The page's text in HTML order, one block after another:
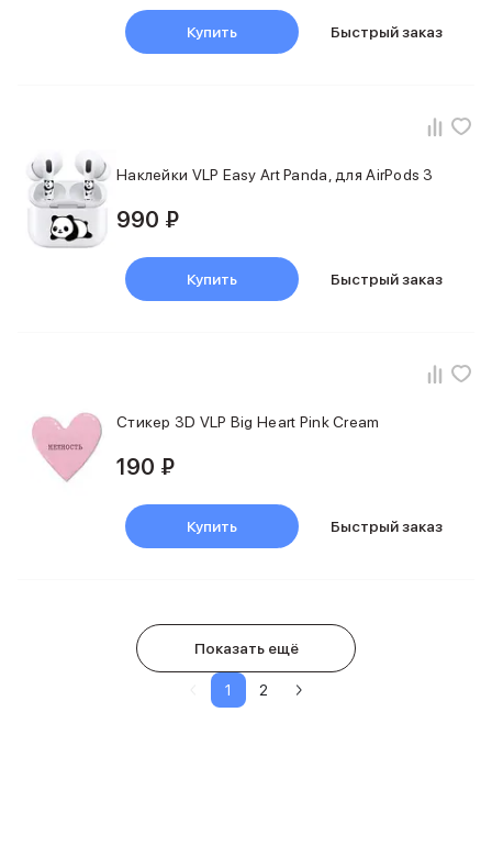
Купить Быстрый заказ
Наклейки VLP Easy Art Panda, для AirPods 3
990 ₽
Купить Быстрый заказ
Стикер 3D VLP Big Heart Pink Cream
190 ₽
Купить Быстрый заказ
Показать ещё
1 2